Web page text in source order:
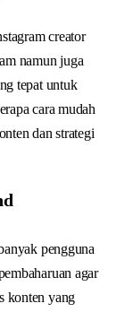
creator
namun juga
tepat untuk
cara mudah
dan strategi
pengguna
agar
konten yang